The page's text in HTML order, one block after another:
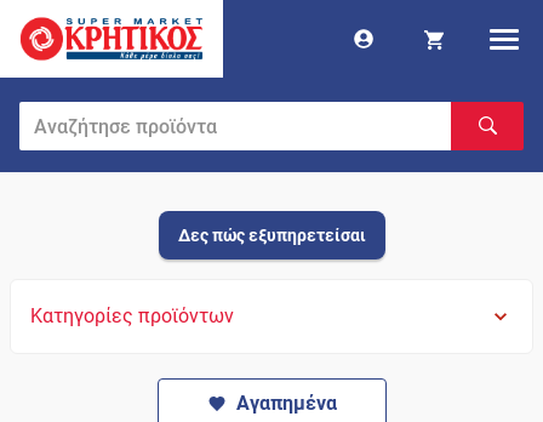
Δες πώς εξυπηρετείσαι
Κατηγορίες προϊόντων
Αγαπημένα